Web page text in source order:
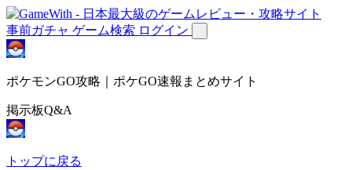
事前ガチャ ゲーム検索 ログイン
ポケモンGO攻略｜ポケGO速報まとめサイト
掲示板Q&A
トップに戻る